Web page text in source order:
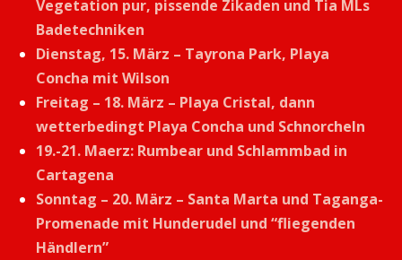
Vegetation pur, pissende Zikaden und Tia MLs
Badetechniken
Dienstag, 15. März – Tayrona Park, Playa
Concha mit Wilson
Freitag – 18. März – Playa Cristal, dann
wetterbedingt Playa Concha und Schnorcheln
19.-21. Maerz: Rumbear und Schlammbad in
Cartagena
Sonntag – 20. März – Santa Marta und Taganga-
Promenade mit Hunderudel und “fliegenden
Händlern”